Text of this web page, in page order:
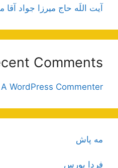
آیت اللَه حاج میرزا جواد آقا
Comments
A WordPress Commenter
مه پاش
فردا بورس